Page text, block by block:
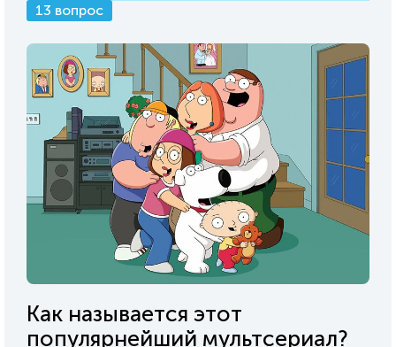
13 вопрос
Как называется этот
популярнейший мультсериал?